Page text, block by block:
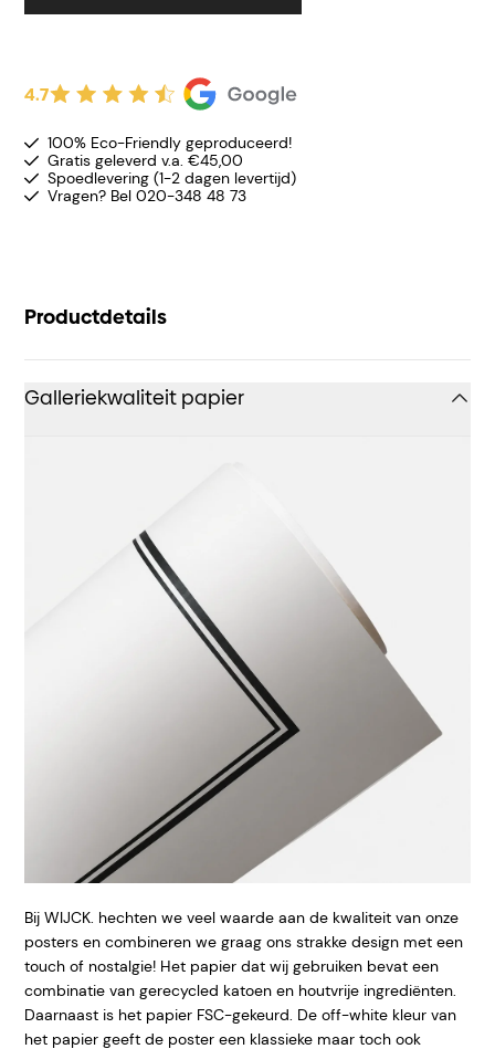
4.7
100% Eco-Friendly geproduceerd!
Gratis geleverd v.a. €45,00
Spoedlevering (1-2 dagen levertijd)
Vragen? Bel 020-348 48 73
Productdetails
Galleriekwaliteit papier
Bij WIJCK. hechten we veel waarde aan de kwaliteit van onze
posters en combineren we graag ons strakke design met een
touch of nostalgie! Het papier dat wij gebruiken bevat een
combinatie van gerecycled katoen en houtvrije ingrediënten.
Daarnaast is het papier FSC-gekeurd. De off-white kleur van
het papier geeft de poster een klassieke maar toch ook